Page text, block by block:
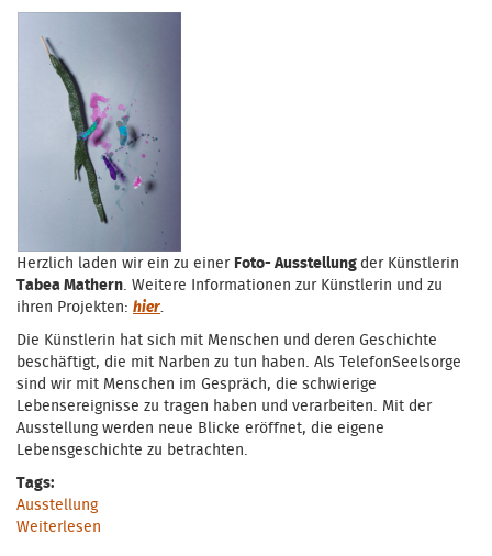
Herzlich laden wir ein zu einer Foto- Ausstellung der Künstlerin
Tabea Mathern. Weitere Informationen zur Künstlerin und zu
ihren Projekten: hier.
Die Künstlerin hat sich mit Menschen und deren Geschichte
beschäftigt, die mit Narben zu tun haben. Als TelefonSeelsorge
sind wir mit Menschen im Gespräch, die schwierige
Lebensereignisse zu tragen haben und verarbeiten. Mit der
Ausstellung werden neue Blicke eröffnet, die eigene
Lebensgeschichte zu betrachten.
Tags:
Ausstellung
Weiterlesen